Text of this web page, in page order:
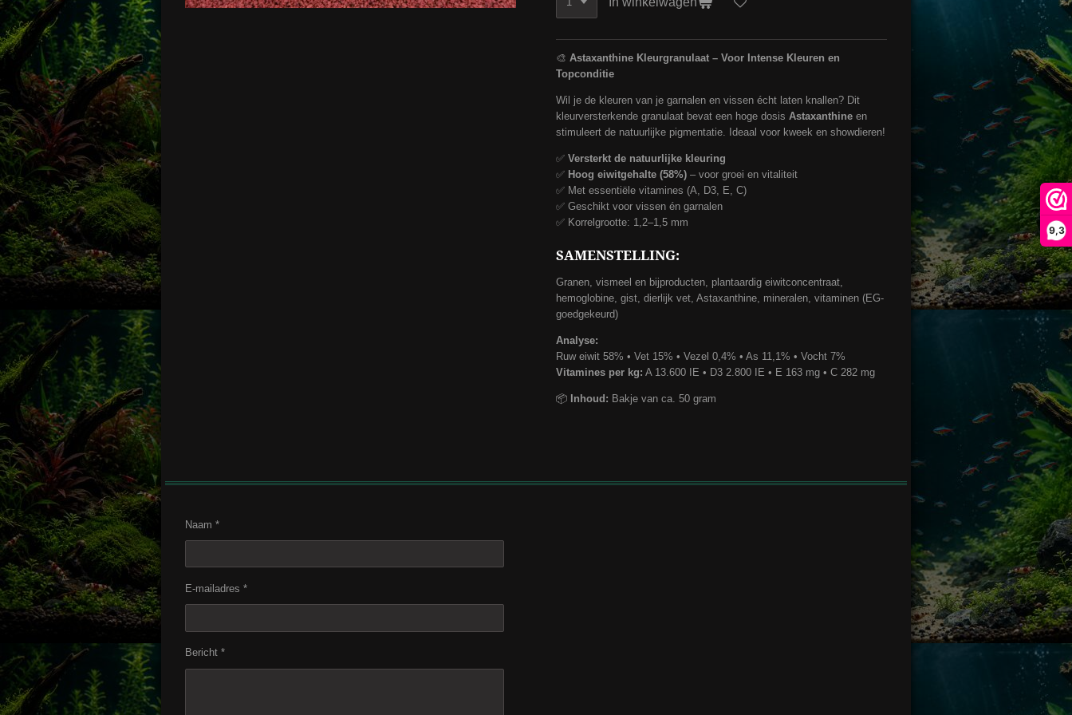
9,3
🎨 Astaxanthine Kleurgranulaat – Voor Intense Kleuren en
Topconditie
Wil je de kleuren van je garnalen en vissen écht laten knallen? Dit
kleurversterkende granulaat bevat een hoge dosis Astaxanthine en
stimuleert de natuurlijke pigmentatie. Ideaal voor kweek en showdieren!
✅ Versterkt de natuurlijke kleuring
✅ Hoog eiwitgehalte (58%) – voor groei en vitaliteit
✅ Met essentiële vitamines (A, D3, E, C)
✅ Geschikt voor vissen én garnalen
✅ Korrelgrootte: 1,2–1,5 mm
SAMENSTELLING:
Granen, vismeel en bijproducten, plantaardig eiwitconcentraat,
hemoglobine, gist, dierlijk vet, Astaxanthine, mineralen, vitaminen (EG-
goedgekeurd)
Analyse:
Ruw eiwit 58% • Vet 15% • Vezel 0,4% • As 11,1% • Vocht 7%
Vitamines per kg: A 13.600 IE • D3 2.800 IE • E 163 mg • C 282 mg
📦 Inhoud: Bakje van ca. 50 gram
Naam *
E-mailadres *
Bericht *